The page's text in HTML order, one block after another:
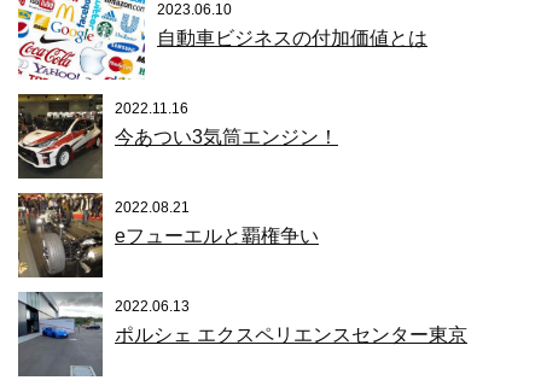
2023.06.10
自動車ビジネスの付加価値とは
2022.11.16
今あつい3気筒エンジン！
2022.08.21
eフューエルと覇権争い
2022.06.13
ポルシェ エクスペリエンスセンター東京